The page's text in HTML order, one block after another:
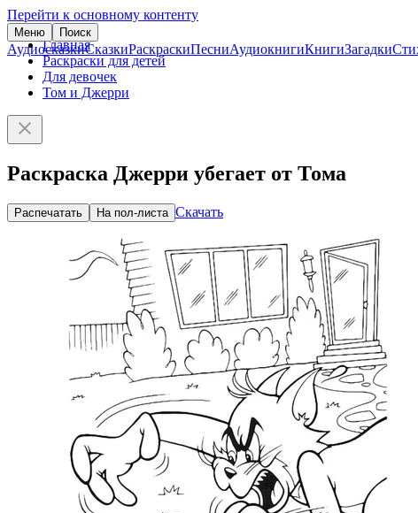
Перейти к основному контенту
Меню Поиск
АудиосказкиСказкиРаскраскиПесниАудиокнигиКнигиЗагадки
Главная
Раскраски для детей
Для девочек
Том и Джерри
Раскраска Джерри убегает от Тома
Распечатать На пол-листа Скачать